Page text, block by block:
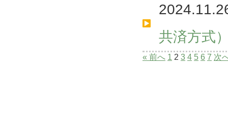
共済方式
« 前へ 1 2 3 4 5 6 7 次